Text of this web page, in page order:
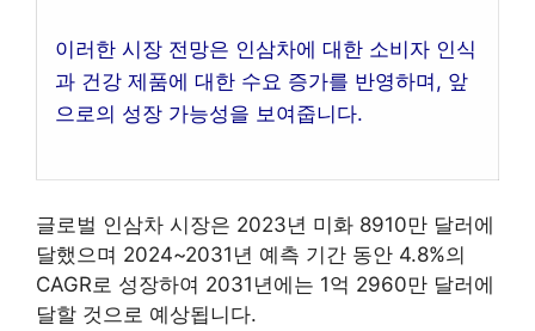
이러한 시장 전망은 인삼차에 대한 소비자 인식
과 건강 제품에 대한 수요 증가를 반영하며, 앞
으로의 성장 가능성을 보여줍니다.
글로벌 인삼차 시장은 2023년 미화 8910만 달러에
달했으며 2024~2031년 예측 기간 동안 4.8%의
CAGR로 성장하여 2031년에는 1억 2960만 달러에
달할 것으로 예상됩니다.